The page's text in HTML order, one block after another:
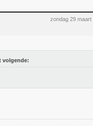
zondag 29 maart
volgende: